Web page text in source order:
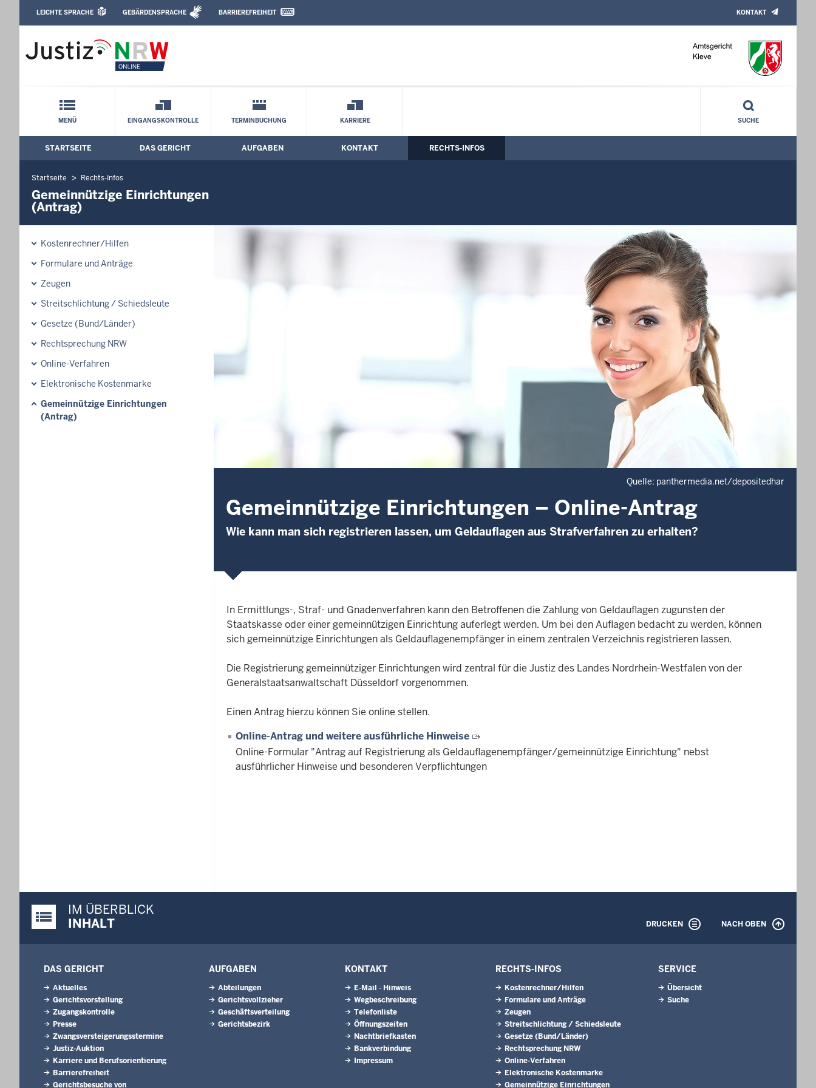
Amtsgericht Kleve: Gemeinnützige Einrichtungen
(Antrag)
Leichte Sprache, Gebärdensprachenvideo und Kontaktformular
LEICHTE SPRACHE GEBÄRDENSPRACHE BARRIEREFREIHEIT KONTAKT
Schnellnavigation mit Volltext-Suche
MENÜ EINGANGSKONTROLLE TERMINBUCHUNG KARRIERE SUCHE
Hauptmenü: Hauptnavigation
STARTSEITE DAS GERICHT AUFGABEN KONTAKT RECHTS-INFOS
Startseite Rechts-Infos
Gemeinnützige Einrichtungen
(Antrag)
Kostenrechner/Hilfen
Formulare und Anträge
Zeugen
Streitschlichtung / Schiedsleute
Gesetze (Bund/Länder)
Rechtsprechung NRW
Online-Verfahren
Elektronische Kostenmarke
Gemeinnützige Einrichtungen
(Antrag)
Quelle: panthermedia.net/depositedhar
Gemeinnützige Einrichtungen – Online-Antrag
Wie kann man sich registrieren lassen, um Geldauflagen aus Strafverfahren zu erhalten?
In Ermittlungs-, Straf- und Gnadenverfahren kann den Betroffenen die Zahlung von Geldauflagen zugunsten der
Staatskasse oder einer gemeinnützigen Einrichtung auferlegt werden. Um bei den Auflagen bedacht zu werden, können
sich gemeinnützige Einrichtungen als Geldauflagenempfänger in einem zentralen Verzeichnis registrieren lassen.
Die Registrierung gemeinnütziger Einrichtungen wird zentral für die Justiz des Landes Nordrhein-Westfalen von der
Generalstaatsanwaltschaft Düsseldorf vorgenommen.
Einen Antrag hierzu können Sie online stellen.
Online-Antrag und weitere ausführliche Hinweise
Online-Formular "Antrag auf Registrierung als Geldauflagenempfänger/gemeinnützige Einrichtung" nebst
ausführlicher Hinweise und besonderen Verpflichtungen
Justiz-Portal im Überblick:
IM ÜBERBLICK
INHALT
DRUCKEN NACH OBEN
DAS GERICHT
Aktuelles
Gerichtsvorstellung
Zugangskontrolle
Presse
Zwangsversteigerungsstermine
Justiz-Auktion
Karriere und Berufsorientierung
Barrierefreiheit
Gerichtsbesuche von
AUFGABEN
Abteilungen
Gerichtsvollzieher
Geschäftsverteilung
Gerichtsbezirk
KONTAKT
E-Mail - Hinweis
Wegbeschreibung
Telefonliste
Öffnungszeiten
Nachtbriefkasten
Bankverbindung
Impressum
RECHTS-INFOS
Kostenrechner/Hilfen
Formulare und Anträge
Zeugen
Streitschlichtung / Schiedsleute
Gesetze (Bund/Länder)
Rechtsprechung NRW
Online-Verfahren
Elektronische Kostenmarke
Gemeinnützige Einrichtungen
SERVICE
Übersicht
Suche